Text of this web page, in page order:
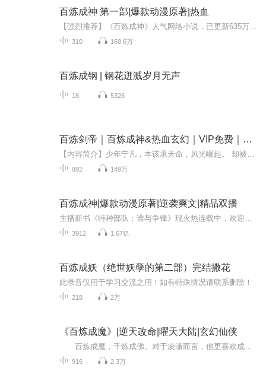
百炼成神 第一部|爆款动漫原著|热血
310 168.6万
百炼成钢 | 钢花迸溅岁月无声
16 5326
百炼剑帝｜百炼成神&热血玄幻｜VIP免费｜多人有声剧
892 149万
百炼成神|爆款动漫原著|逆袭爽文|精品双播
3912 1.67亿
百炼成妖（绝世妖孽的第二部）完结撒花
此录音仅用于学习交流之用！如有特殊情况请联系删除！
218 2万
《百炼成魔》|逆天改命|曜天大陆|玄幻仙侠
916 2.3万